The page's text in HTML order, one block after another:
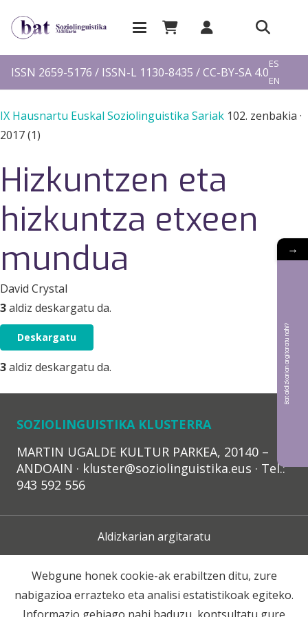
ISSN 2659-5176 / ISSN-L 1130-8435 / CC-BY-SA 4.0
ES
EN
IX Hausnartu Euskal Soziolinguistika Sariak 102. zenbakia ·
2017 (1)
Hizkuntzen eta
hizkuntza etxeen
mundua
David Crystal
3aldiz deskargatu da.
Deskargatu
3aldiz deskargatu da.
SOZIOLINGUISTIKA KLUSTERRA
MARTIN UGALDE KULTUR PARKEA, 20140 –
ANDOAIN · kluster@soziolinguistika.eus · Tel.:
943 592 556
Aldizkarian argitaratu
Lege Oharra
Harpidetza
Webgune honek cookie-ak erabiltzen ditu, zure
nabigazioa errazteko eta analisi estatistikoak egiteko.
→
Bat aldizkarian argitaratu nahi?